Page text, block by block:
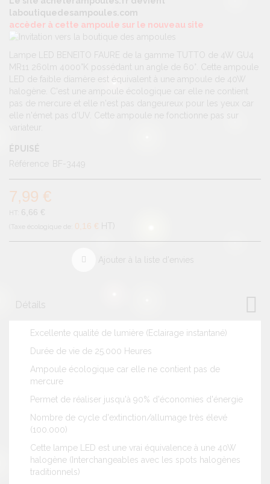
laboutiquedesampoules.com
accèder à cette ampoule sur le nouveau site
Lampe LED BENEITO FAURE de la gamme TUTTO de 4W GU4
MR11 260lm 4000°K possédant un angle de 60°. Cette ampoule
LED de faible diamère est équivalent à une ampoule de 40W
halogène. C'est une ampoule écologique car elle ne contient
pas de mercure et elle n'est pas dangeureux pour les yeux car
elle n'émet pas d'UV. Cette ampoule ne fonctionne pas sur
variateur.
ÉPUISÉ
Référence BF-3449
7,99 €
6,66 €
0,16 € HT
Ajouter à la liste d'envies
Détails
Excellente qualité de lumière (Eclairage instantané)
Durée de vie de 25.000 Heures
Ampoule écologique car elle ne contient pas de
mercure
Permet de réaliser jusqu'à 90% d'économies d'énergie
Nombre de cycle d'extinction/allumage très élevé
(100.000)
Cette lampe LED est une vrai équivalence à une 40W
halogène (Interchangeables avec les spots halogènes
traditionnels)